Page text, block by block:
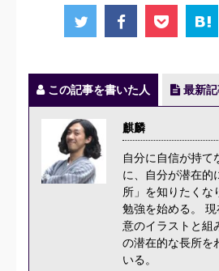
この記事を書いた人 最新
麒麟
自分に自信が持て
に、自分が潜在的
所」を知りたくな
勉強を始める。
意のイラストと組
の潜在的な長所を
いる。